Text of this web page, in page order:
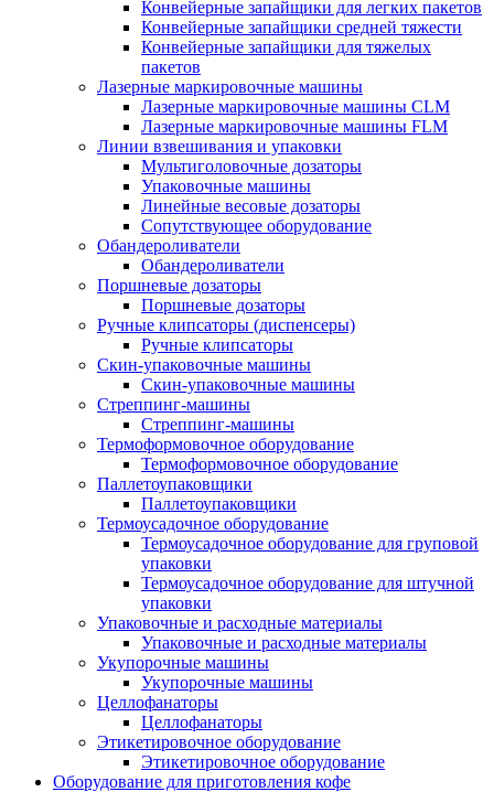
Конвейерные запайщики для легких пакетов
Конвейерные запайщики средней тяжести
Конвейерные запайщики для тяжелых
пакетов
Лазерные маркировочные машины
Лазерные маркировочные машины CLM
Лазерные маркировочные машины FLM
Линии взвешивания и упаковки
Мультиголовочные дозаторы
Упаковочные машины
Линейные весовые дозаторы
Сопутствующее оборудование
Обандероливатели
Обандероливатели
Поршневые дозаторы
Поршневые дозаторы
Ручные клипсаторы (диспенсеры)
Ручные клипсаторы
Скин-упаковочные машины
Скин-упаковочные машины
Стреппинг-машины
Стреппинг-машины
Термоформовочное оборудование
Термоформовочное оборудование
Паллетоупаковщики
Паллетоупаковщики
Термоусадочное оборудование
Термоусадочное оборудование для груповой
упаковки
Термоусадочное оборудование для штучной
упаковки
Упаковочные и расходные материалы
Упаковочные и расходные материалы
Укупорочные машины
Укупорочные машины
Целлофанаторы
Целлофанаторы
Этикетировочное оборудование
Этикетировочное оборудование
Оборудование для приготовления кофе